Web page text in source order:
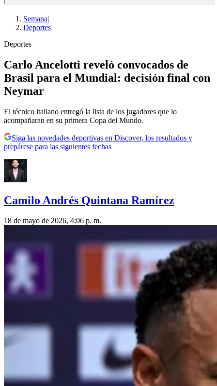
Semana|
Deportes
Deportes
Carlo Ancelotti reveló convocados de
Brasil para el Mundial: decisión final con
Neymar
El técnico italiano entregó la lista de los jugadores que lo
acompañaran en su primera Copa del Mundo.
Siga las novedades deportivas en Discover, los resultados y
prepárese para las siguientes fechas
Camilo Andrés Quintana Ramírez
18 de mayo de 2026, 4:06 p. m.